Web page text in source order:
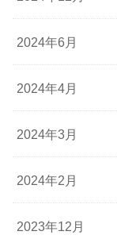
2024年6月
2024年4月
2024年3月
2024年2月
2023年12月